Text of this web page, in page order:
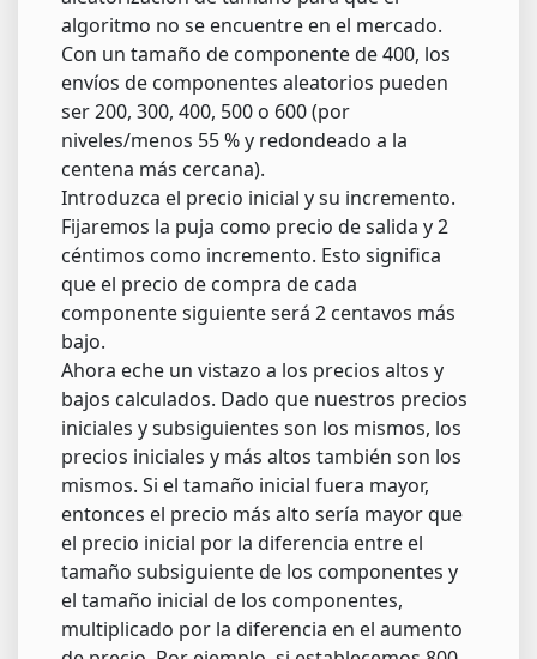
algoritmo no se encuentre en el mercado.
Con un tamaño de componente de 400, los
envíos de componentes aleatorios pueden
ser 200, 300, 400, 500 o 600 (por
niveles/menos 55 % y redondeado a la
centena más cercana).
Introduzca el precio inicial y su incremento.
Fijaremos la puja como precio de salida y 2
céntimos como incremento. Esto significa
que el precio de compra de cada
componente siguiente será 2 centavos más
bajo.
Ahora eche un vistazo a los precios altos y
bajos calculados. Dado que nuestros precios
iniciales y subsiguientes son los mismos, los
precios iniciales y más altos también son los
mismos. Si el tamaño inicial fuera mayor,
entonces el precio más alto sería mayor que
el precio inicial por la diferencia entre el
tamaño subsiguiente de los componentes y
el tamaño inicial de los componentes,
multiplicado por la diferencia en el aumento